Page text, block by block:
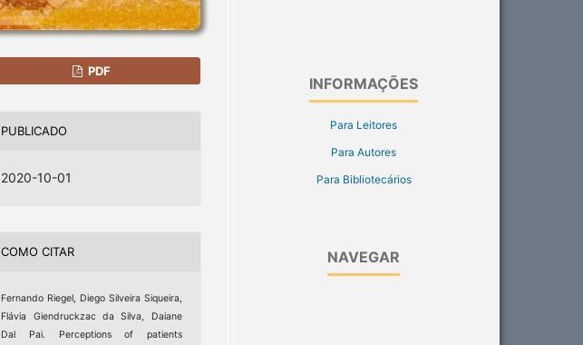
PDF
PUBLICADO
2020-10-01
COMO CITAR
Fernando Riegel, Diego Silveira Siqueira,
Flávia Giendruckzac da Silva, Daiane
Dal Pai. Perceptions of patients
INFORMAÇÕES
Para Leitores
Para Autores
Para Bibliotecários
NAVEGAR